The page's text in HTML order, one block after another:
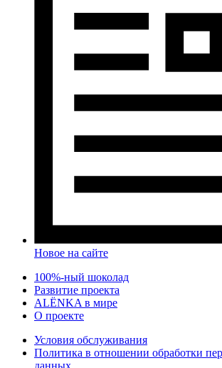
Новое на сайте
100%-ный шоколад
Развитие проекта
ALЁNKA в мире
О проекте
Условия обслуживания
Политика в отношении обработки
данных